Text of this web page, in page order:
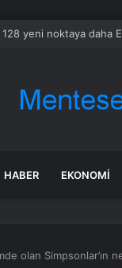
128 yeni noktaya daha
HABER EKONOMI
olan Simpsonlar’ın